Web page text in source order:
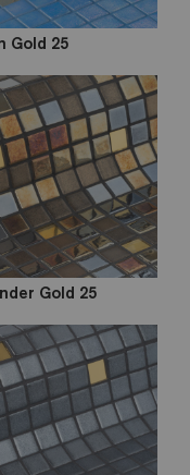
Gold 25
Gold 25